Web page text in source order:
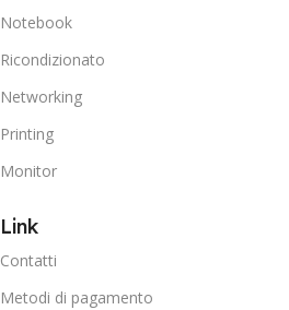
Notebook
Ricondizionato
Networking
Printing
Monitor
Link
Contatti
Metodi di pagamento